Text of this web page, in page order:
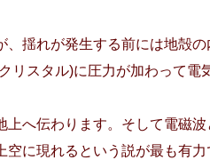
揺れが発生する前には地殻
リスタル)に圧力が加わって電
上へ伝わります。そして電磁
に現れるという説が最も有力